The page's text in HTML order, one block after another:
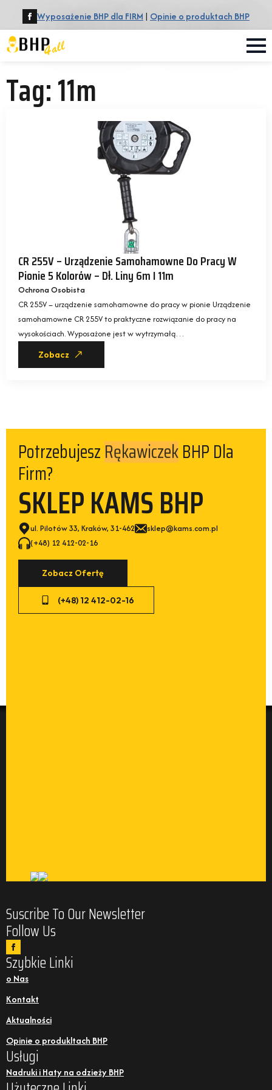
Wyposażenie BHP dla FIRM | Opinie o produktach BHP
Tag:11m
CR 255V – Urządzenie Samohamowne Do Pracy W
Pionie 5 Kolorów – Dł. Liny 6m I 11m
Ochrona Osobista
CR 255V – urządzenie samohamowne do pracy w pionie Urządzenie
samohamowne CR 255V to praktyczne rozwiązanie do pracy na
wysokościach. Wyposażone jest w wytrzymałą…
Zobacz
Potrzebujesz Rękawiczek BHP Dla
Firm?
SKLEP KAMS BHP
ul. Pilotów 33, Kraków, 31-462
sklep@kams.com.pl
(+48) 12 412-02-16
Zobacz Ofertę
(+48) 12 412-02-16
Suscribe To Our Newsletter
Follow Us
Szybkie Linki
o Nas
Kontakt
Aktualności
Opinie o produkltach BHP
Usługi
Nadruki i Haty na odzieży BHP